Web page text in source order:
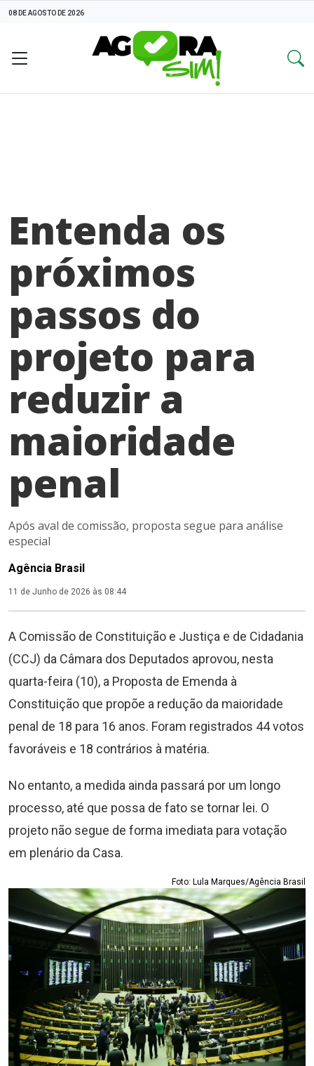
08 DE AGOSTO DE 2026
Entenda os
próximos
passos do
projeto para
reduzir a
maioridade
penal
Após aval de comissão, proposta segue para análise
especial
Agência Brasil
11 de Junho de 2026 às 08:44
A Comissão de Constituição e Justiça e de Cidadania
(CCJ) da Câmara dos Deputados aprovou, nesta
quarta-feira (10), a Proposta de Emenda à
Constituição que propõe a redução da maioridade
penal de 18 para 16 anos. Foram registrados 44 votos
favoráveis e 18 contrários à matéria.
No entanto, a medida ainda passará por um longo
processo, até que possa de fato se tornar lei. O
projeto não segue de forma imediata para votação
em plenário da Casa.
Foto: Lula Marques/Agência Brasil